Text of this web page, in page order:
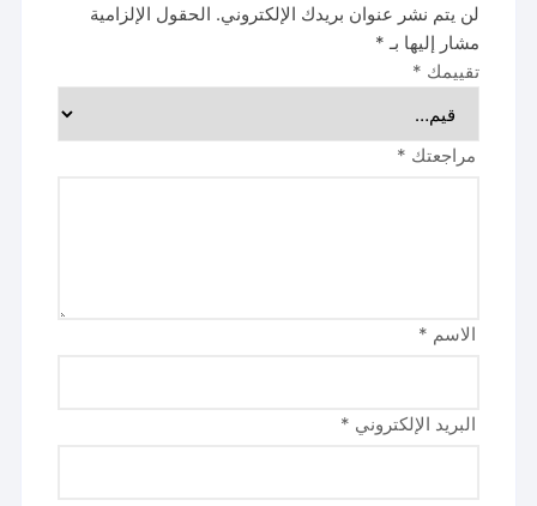
لن يتم نشر عنوان بريدك الإلكتروني. الحقول الإلزامية
مشار إليها بـ *
تقييمك *
مراجعتك *
الاسم *
البريد الإلكتروني *